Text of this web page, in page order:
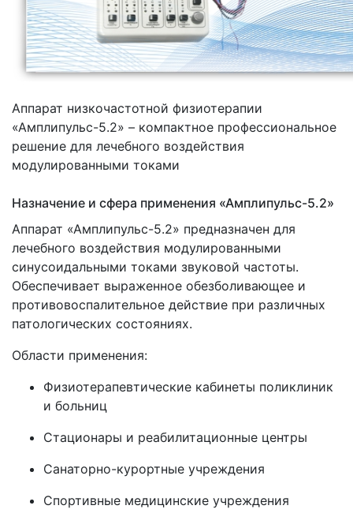
Аппарат низкочастотной физиотерапии
«Амплипульс-5.2» – компактное профессиональное
решение для лечебного воздействия
модулированными токами
Назначение и сфера применения «Амплипульс-5.2»
Аппарат «Амплипульс-5.2» предназначен для
лечебного воздействия модулированными
синусоидальными токами звуковой частоты.
Обеспечивает выраженное обезболивающее и
противовоспалительное действие при различных
патологических состояниях.
Области применения:
Физиотерапевтические кабинеты поликлиник
и больниц
Стационары и реабилитационные центры
Санаторно-курортные учреждения
Спортивные медицинские учреждения